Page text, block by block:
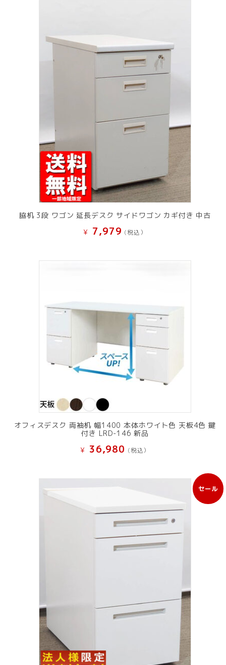
脇机 3段 ワゴン 延長デスク サイドワゴン カギ付き 中古
¥ 7,979 (税込）
オフィスデスク 両袖机 幅1400 本体ホワイト色 天板4色 鍵
付き LRD-146 新品
¥ 36,980 (税込）
セール
販
売